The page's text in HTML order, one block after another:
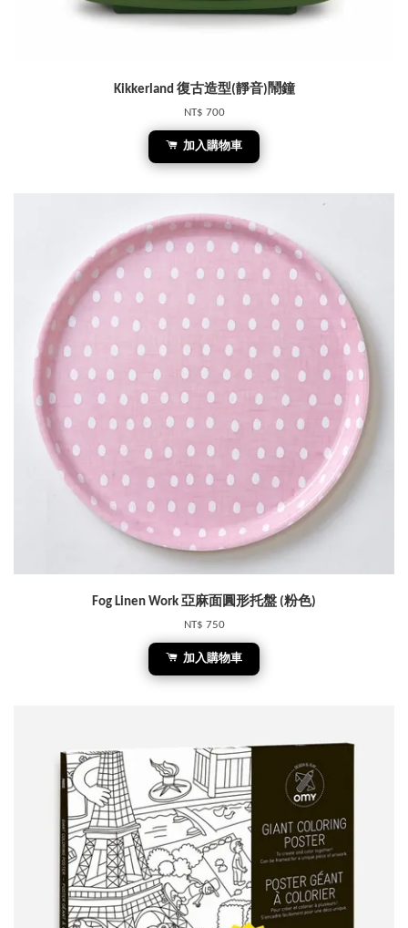
Kikkerland 復古造型(靜音)鬧鐘
NT$ 700
加入購物車
Fog Linen Work 亞麻面圓形托盤 (粉色)
NT$ 750
加入購物車